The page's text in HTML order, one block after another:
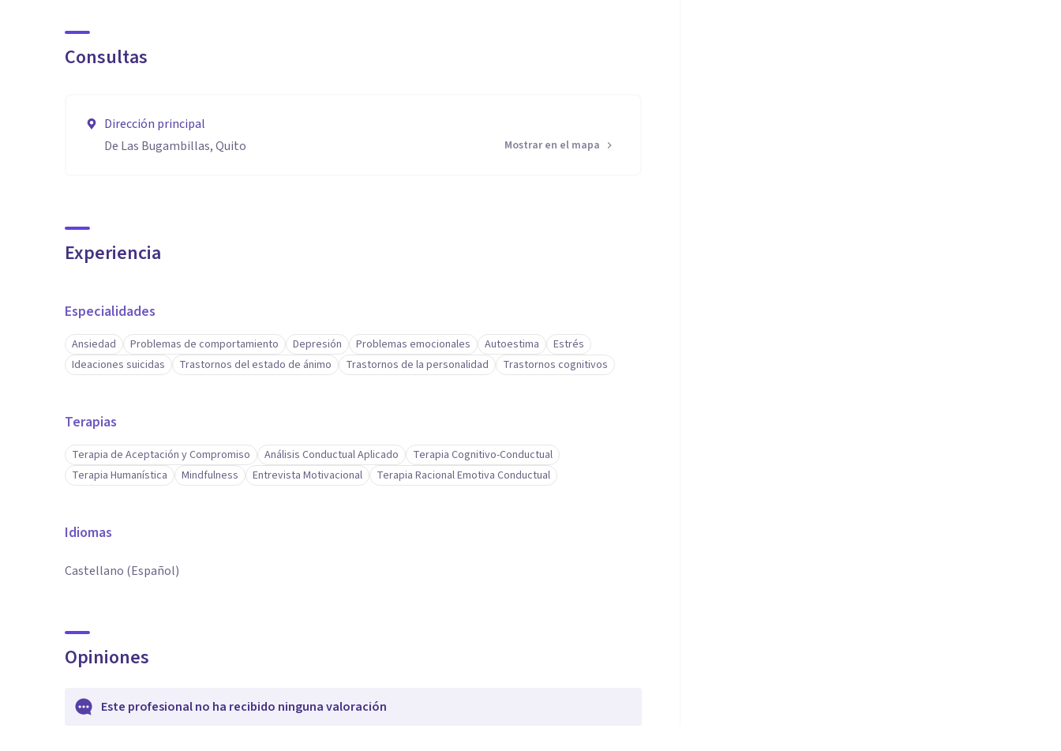
Consultas
Dirección principal
De Las Bugambillas, Quito
Mostrar en el mapa
Experiencia
Especialidades
Ansiedad Problemas de comportamiento Depresión Problemas emocionales Autoestima
Estrés
Ideaciones suicidas
Trastornos del estado de ánimo Trastornos de la personalidad Trastornos cognitivos
Terapias
Terapia de Aceptación y Compromiso Análisis Conductual Aplicado
Terapia Cognitivo-Conductual
Terapia Humanística
Mindfulness Entrevista Motivacional Terapia Racional Emotiva Conductual
Idiomas
Castellano (Español)
Opiniones
Este profesional no ha recibido ninguna valoración